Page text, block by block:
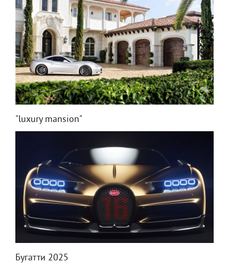
"luxury mansion"
Бугатти 2025